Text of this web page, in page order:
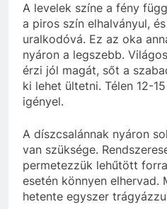
A levelek színe a fény
a piros szín elhalványul,
uralkodóvá. Ez az oka
nyáron a legszebb.
érzi jól magát, sőt a
ki lehet ültetni. Télen 12-
igényel.
A díszcsalánnak nyáron
van szüksége.
permetezzük lehűtött
esetén könnyen elhervad.
hetente egyszer